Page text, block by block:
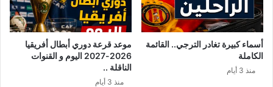
ي
ة
ا
ل
ت
أسماء كبيرة تغادر الترجي.. القائمة
الكاملة
منذ 3 أيام
موعد قرعة دوري أبطال أفريقيا
2026-2027 اليوم و القنوات
الناقلة ..
منذ 3 أيام